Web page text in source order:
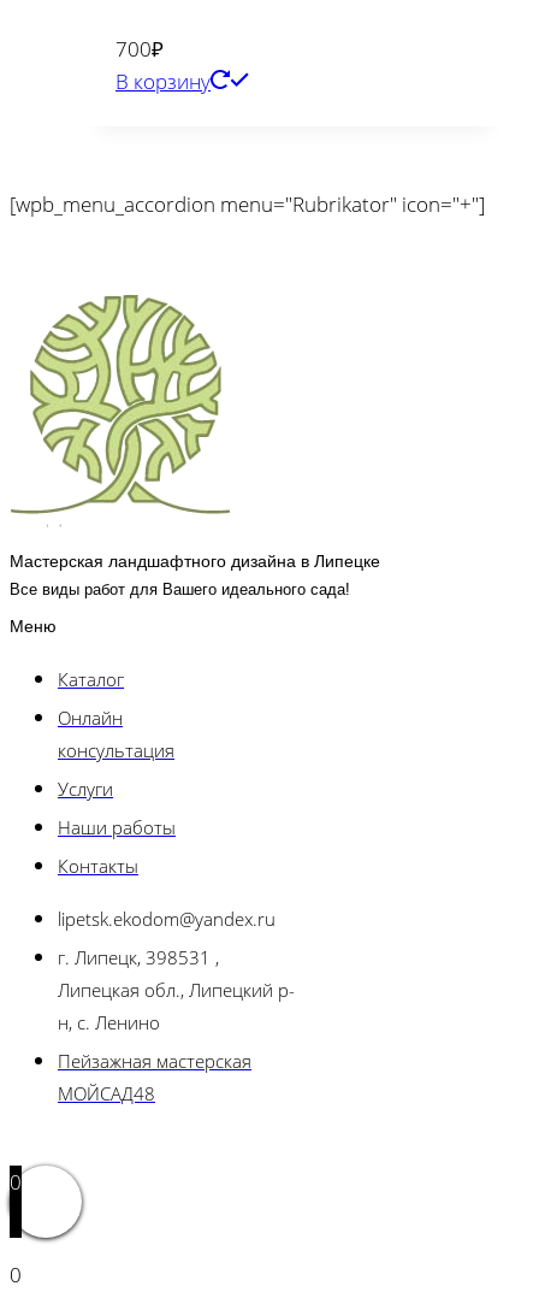
700₽
В корзину
[wpb_menu_accordion menu="Rubrikator" icon="+"]
Мастерская ландшафтного дизайна в Липецке
Все виды работ для Вашего идеального сада!
Меню
Каталог
Онлайн
консультация
Услуги
Наши работы
Контакты
lipetsk.ekodom@yandex.ru
г. Липецк, 398531 ,
Липецкая обл., Липецкий р-
н, с. Ленино
Пейзажная мастерская
МОЙСАД48
0
0